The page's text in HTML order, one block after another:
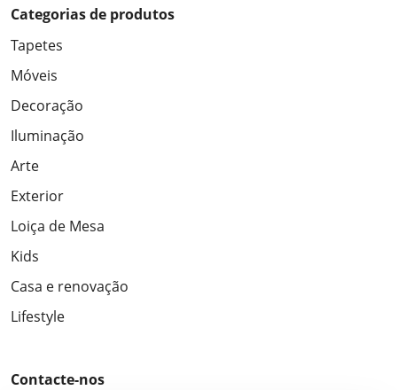
Categorias de produtos
Tapetes
Móveis
Decoração
Iluminação
Arte
Exterior
Loiça de Mesa
Kids
Casa e renovação
Lifestyle
Contacte-nos